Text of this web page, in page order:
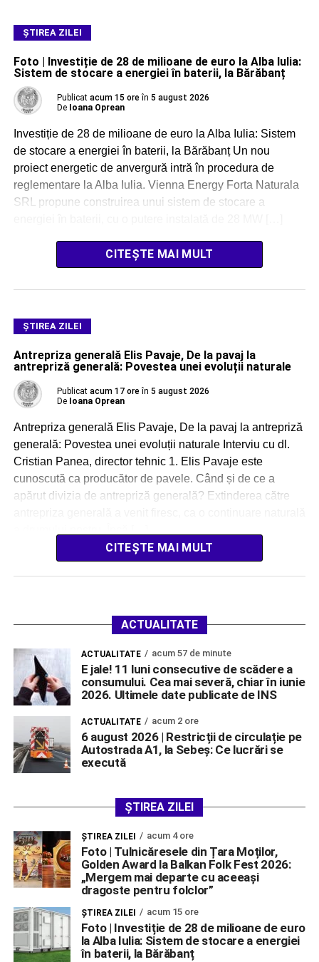
ŞTIREA ZILEI
Foto | Investiție de 28 de milioane de euro la Alba Iulia:
Sistem de stocare a energiei în baterii, la Bărăbanț
Publicat acum 15 ore în 5 august 2026
De Ioana Oprean
Investiție de 28 de milioane de euro la Alba Iulia: Sistem
de stocare a energiei în baterii, la Bărăbanț Un nou
proiect energetic de anvergură intră în procedura de
reglementare la Alba Iulia. Vienna Energy Forta Naturala
SRL propune construirea unui sistem de stocare a
CITEȘTE MAI MULT
ŞTIREA ZILEI
Antrepriza generală Elis Pavaje, De la pavaj la
antrepriză generală: Povestea unei evoluții naturale
Publicat acum 17 ore în 5 august 2026
De Ioana Oprean
Antrepriza generală Elis Pavaje, De la pavaj la antrepriză
generală: Povestea unei evoluții naturale Interviu cu dl.
Cristian Panea, director tehnic 1. Elis Pavaje este
cunoscută ca producător de pavele. Când și de ce a
apărut divizia de antrepriză generală? Extinderea către
CITEȘTE MAI MULT
ACTUALITATE
ACTUALITATE acum 57 de minute
E jale! 11 luni consecutive de scădere a
consumului. Cea mai severă, chiar în iunie
2026. Ultimele date publicate de INS
ACTUALITATE acum 2 ore
6 august 2026 | Restricții de circulație pe
Autostrada A1, la Sebeș: Ce lucrări se
execută
ȘTIREA ZILEI
ŞTIREA ZILEI acum 4 ore
Foto | Tulnicăresele din Țara Moților,
Golden Award la Balkan Folk Fest 2026:
„Mergem mai departe cu aceeași
dragoste pentru folclor”
ŞTIREA ZILEI acum 15 ore
Foto | Investiție de 28 de milioane de euro
la Alba Iulia: Sistem de stocare a energiei
în baterii, la Bărăbanț